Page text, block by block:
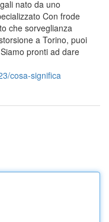
nato da uno
Con frode
che sorveglianza
a Torino, puoi
pronti ad dare
cosa-significa